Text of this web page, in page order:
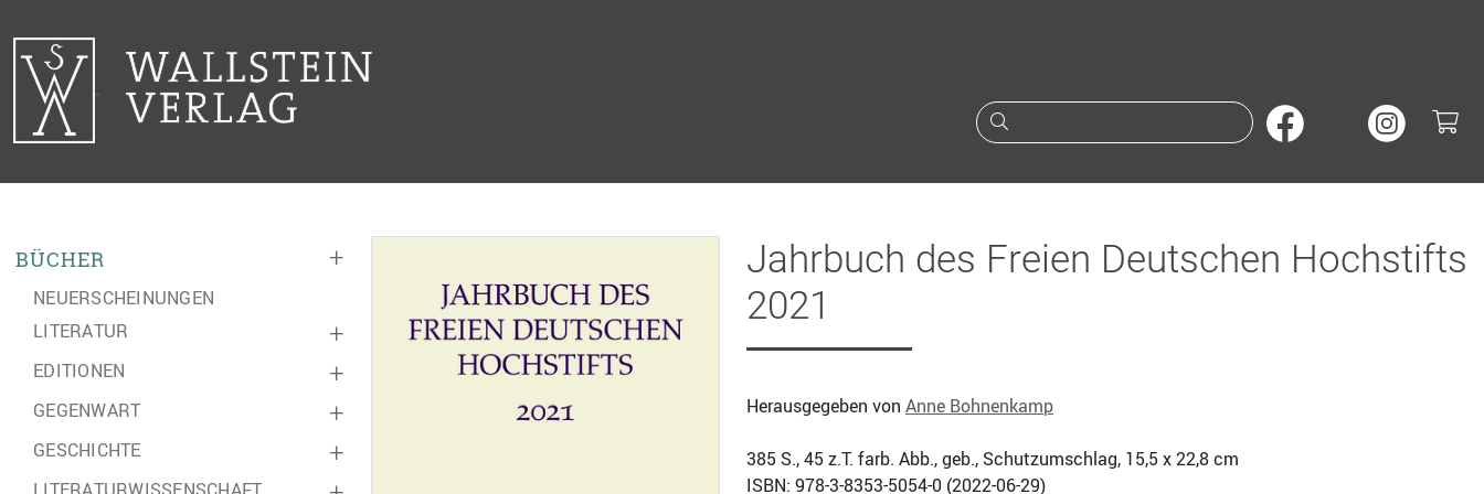
Suche nach Büchern oder
+
BÜCHER
NEUERSCHEINUNGEN
+
LITERATUR
+
EDITIONEN
+
GEGENWART
+
GESCHICHTE
Jahrbuch des Freien Deutschen Hochstifts
2021
Herausgegeben von Anne Bohnenkamp
385 S., 45 z.T. farb. Abb., geb., Schutzumschlag, 15,5 x 22,8 cm
ISBN: 978-3-8353-5054-0 (2022-06-29)